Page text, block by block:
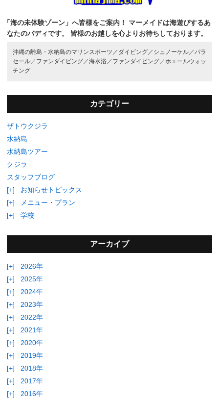
「海の未体験ゾーン」へ皆様をご案内！
マーメイドは海遊びするあ
なたのバディです。
皆様のお越しを心よりお待ちしております。
沖縄の離島・水納島のマリンスポーツ／ ダイビング／ シュノーケル／パラ
セール／ ファンダイビング／海水浴／ ファンダイビング／ホエールウォッ
チング
カテゴリー
ザトウクジラ
水納島
水納島ツアー
クジラ
スタッフブログ
[+]
お知らせトピックス
[+]
メニュー・プラン
[+]
学校
アーカイブ
[+]
2026年
[+]
2025年
[+]
2024年
[+]
2023年
[+]
2022年
[+]
2021年
[+]
2020年
[+]
2019年
[+]
2018年
[+]
2017年
[+]
2016年